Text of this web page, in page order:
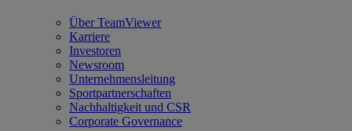
Über TeamViewer
Karriere
Investoren
Newsroom
Unternehmensleitung
Sportpartnerschaften
Nachhaltigkeit und CSR
Corporate Governance